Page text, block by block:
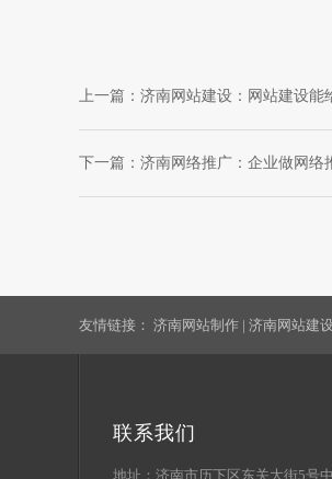
上一篇： 济南网站建设：网站建设能
下一篇： 济南网络推广：企业做网络
友情链接： 济南网站制作 | 济南网站建
联系我们
地址：济南市历下区东关大街5号